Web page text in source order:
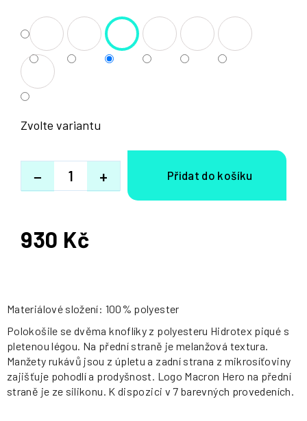
Zvolte variantu
+
−
930 Kč
Měrná
Materiálové složení: 100% polyester
Polokošile se dvěma knoflíky z polyesteru Hidrotex piqué s
pletenou légou. Na přední straně je melanžová textura.
Manžety rukávů jsou z úpletu a zadní strana z mikrosíťoviny
zajišťuje pohodlí a prodyšnost. Logo Macron Hero na přední
straně je ze silikonu. K dispozici v 7 barevných provedeních.